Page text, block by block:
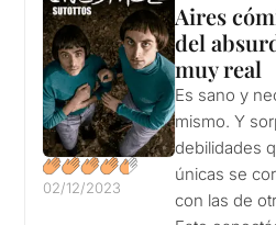
02/12/2023
Aires
del
muy real
Es sano y
mismo. Y
debilidades
únicas se
con las de